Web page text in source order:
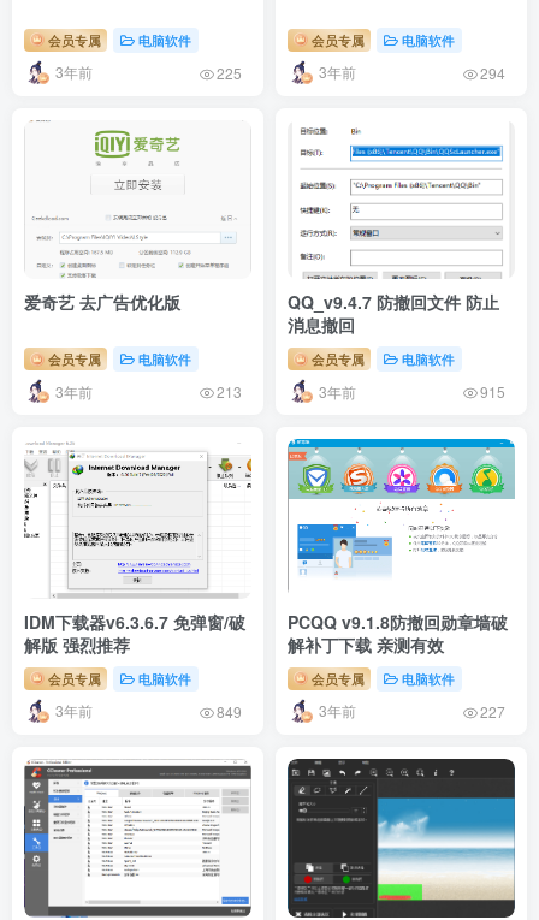
会员专属 电脑软件
3年前 225
会员专属 电脑软件
3年前 294
爱奇艺 去广告优化版
会员专属 电脑软件
3年前 213
QQ_v9.4.7 防撤回文件 防止
消息撤回
会员专属 电脑软件
3年前 915
IDM下载器v6.3.6.7 免弹窗/破
解版 强烈推荐
会员专属 电脑软件
3年前 849
PCQQ v9.1.8防撤回勋章墙破
解补丁下载 亲测有效
会员专属 电脑软件
3年前 227